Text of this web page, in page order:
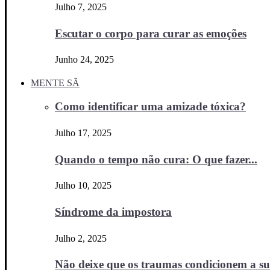
Julho 7, 2025
Escutar o corpo para curar as emoções
Junho 24, 2025
MENTE SÃ
Como identificar uma amizade tóxica?
Julho 17, 2025
Quando o tempo não cura: O que fazer...
Julho 10, 2025
Síndrome da impostora
Julho 2, 2025
Não deixe que os traumas condicionem a